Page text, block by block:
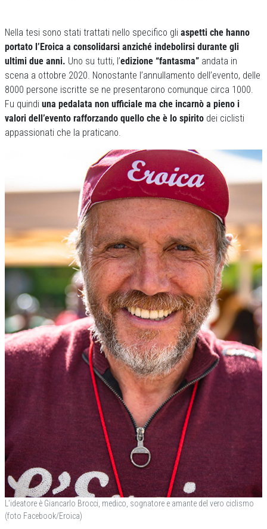
Nella tesi sono stati trattati nello specifico gli aspetti che hanno
portato l’Eroica a consolidarsi anziché indebolirsi durante gli
ultimi due anni. Uno su tutti, l’edizione “fantasma” andata in
scena a ottobre 2020. Nonostante l’annullamento dell’evento, delle
8000 persone iscritte se ne presentarono comunque circa 1000.
Fu quindi una pedalata non ufficiale ma che incarnò a pieno i
valori dell’evento rafforzando quello che è lo spirito dei ciclisti
appassionati che la praticano.
L’ideatore è Giancarlo Brocci, medico, sognatore e amante del vero ciclismo
(foto Facebook/Eroica)